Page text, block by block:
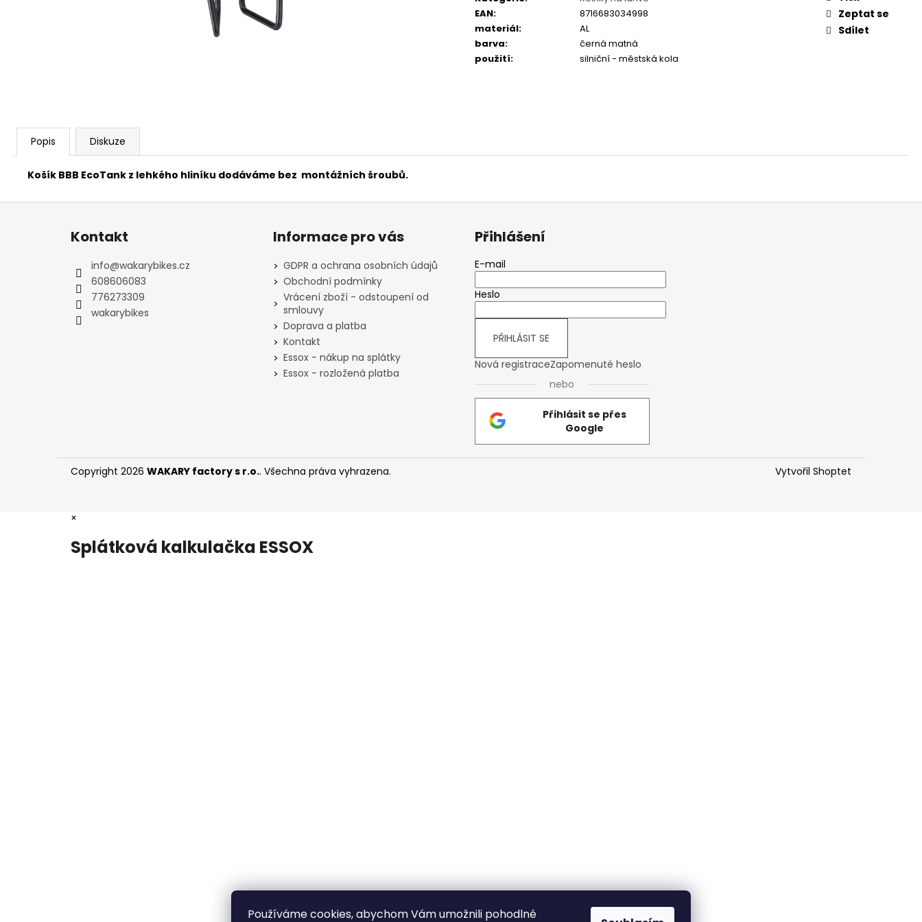
Používáme cookies, abychom Vám umožnili pohodlné
EAN:
8716683034998
materiál:
AL
barva:
černá matná
použití: silniční - městská kola
Zeptat se
Sdílet
Popis Diskuze
Košík BBB EcoTank z lehkého hliníku dodáváme bez montážních šroubů.
FAVORIT PÁNSKÝ - REDESIGN SPORT FAVORIT DÁMSKÝ - REDESIGN URBAN ESKA SKLÁDAČKA - REDESIGN URBAN
BIKE BY WAKARY
19 400 Kč
Z
Kontakt
info@wakarybikes.cz
608606083
776273309
wakarybikes
Informace pro vás
GDPR a ochrana osobních údajů
Obchodní podmínky
Vrácení zboží - odstoupení od
smlouvy
Doprava a platba
Kontakt
Essox - nákup na splátky
Essox - rozložená platba
Přihlášení
E-mail
Heslo
PŘIHLÁSIT SE
Nová registraceZapomenuté heslo
nebo
Přihlásit se přes
Google
Vytvořil Shoptet
Copyright 2026 WAKARY factory s r.o.. Všechna práva vyhrazena.
×
Splátková kalkulačka ESSOX